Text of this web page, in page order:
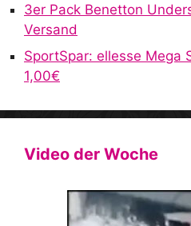
3er Pack Benetton
Versand
SportSpar: ellesse Mega
1,00€
Video der Woche